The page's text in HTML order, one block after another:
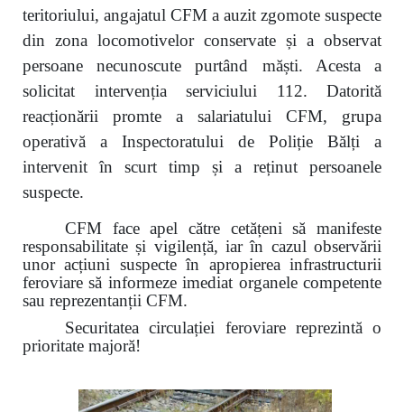
teritoriului, angajatul CFM a auzit zgomote suspecte
din zona locomotivelor conservate și a observat
persoane necunoscute purtând măști. Acesta a
solicitat intervenția serviciului 112. Datorită
reacționării promte a salariatului CFM, grupa
operativă a Inspectoratului de Poliție Bălți a
intervenit în scurt timp și a reținut persoanele
suspecte.
CFM face apel către cetățeni să manifeste
responsabilitate și vigilență, iar în cazul observării
unor acțiuni suspecte în apropierea infrastructurii
feroviare să informeze imediat organele competente
sau reprezentanții CFM.
Securitatea circulației feroviare reprezintă o
prioritate majoră!